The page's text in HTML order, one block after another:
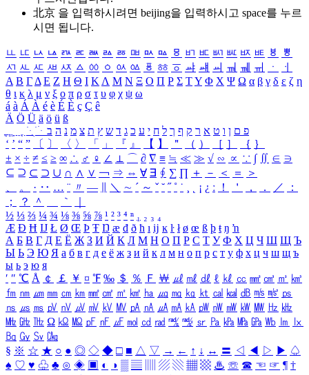
北京 을 입력하시려면 beijing을 입력하시고 space를 누르
시면 됩니다.
ㅥ ㅦ ㅧ ㅨ ㅩ ㅪ ㅫ ㅬ ㅭ ㅮ ㅯ ㅰ ㅱ ㅲ ㅳ ㅴ ㅵ ㅶ ㅷ ㅸ
ㅹ
ㅺ ㅻ ㅼ ㅽ ㅾ ㅿ ㆀ ㆁ ㆂ ㆃ ㆄ ㆅ ㆆ ㆇ ㆈ ㆉ ㆊ ㆋ ㆌ ㆍ
ㆎ
Α Β ΓΔ Ε Ζ Η Θ Ι ΚΛ Μ Ν Ξ Ο Π Ρ Σ ΤΥ Φ Χ Ψ Ω α β γ δ ε ζ η
θ ι κ λ μ ν ξ ο π ρ σ τ υ φ χ ψ ω
á à Á À é è É È ç Ç ê
Ä Ö Ü ä ö ü ß
ִֶֹ ֻּ ׁׂ פ ם ן ו ט א ר ק ף ך ל ח י ע כ ג ד ש ץ ת צ מ נ ה ב
‘ ’ “ ” 〔 〕 〈 〉 「 」 『 』 【 】 ＂ （ ） ［ ］ ｛ ｝
± × ÷ ≠ ≤ ≥ ∞ ∴ ♂ ♀ ∠ ⊥ ⌒ ∂ ∇ ≡ ≒ ≪ ≫ √ ∽ ∝ ∵ ∫ ∬ ∈ ∋
⊆ ⊇ ⊂ ⊃ ∪ ∩ ∧ ∨ ￢ ⇒ ⇔ ∀ ∃ ∮ ∑ ∏ ＋ － ＜ ＝
＞
、
。 · ‥ … ¨ 〃 ― ＼ ∼ ´ ～ ˇ ˘ ˝ ˚ ˙ ¸ ¡ ¿ ː ！ ＇ ， ． ／
：
；
？ ＾ ｀
½ ⅓ ⅔ ¼ ¾ ⅛ ⅜ ⅝ ⅞ ¹ ² ³ ⁴ ⁿ ₁ ₂ ₃ ₄
Æ Ð Ħ Ĳ Ł Ø Œ Þ Ŧ Ŋ æ đ ð ħ ı ĳ ĸ ŀ ł ø œ ß þ ŧ ŋ ŉ
А Б В Г Д Е Ё Ж З И Й К Л М Н О П Р С Т У Ф Х Ц Ч Ш Щ Ъ
Ы Ь Э Ю Я а б в г д е ё ж з и й к л м н о п р с т у ф х ц ч ш щ ъ
ы ь э ю я
′ ″ ℃ Å ￠ ￡ ￥ ¤ ℉ ‰ ＄ ％ Ｆ ￦ ㎕ ㎖ ㎗ ℓ ㎘ ㏄ ㎣ ㎤ ㎥ ㎦
㎙ ㎚ ㎛ ㎜ ㎝ ㎞ ㎟ ㎠ ㎡ ㎢ ㏊ ㎍ ㎎ ㎏ ㏏ ㎈ ㎉ ㏈ ㎧ ㎨ ㎰
㎱ ㎲ ㎳ ㎴ ㎵ ㎶ ㎷ ㎸ ㎹ ㎀ ㎁ ㎂ ㎃ ㎄ ㎺ ㎻ ㎽ ㎾ ㎿ ㎐ ㎑
㎒ ㎓ ㎔ Ω ㏀ ㏁ ㎊ ㎋ ㎌ ㏖ ㏅ ㎭ ㎮ ㎯ ㏛ ㎩ ㎪ ㎫ ㎬ ㏝ ㏐
㏓
㏃ ㏉ ㏜ ㏆
§ ※ ☆ ★ ○ ● ◎ ◇ ◆ □ ■ △ ▽ → ← ↑ ↓ ↔ 〓 ◁ ◀ ▷ ▶ ♤
♠ ♡ ♥ ♧ ♣ ⊙ ◈ ▣ ◐ ◑ ▒ ▤ ▨ ▧ ▦ ▩ ♨ ☏ ☎ ☜ ☞ ¶ †